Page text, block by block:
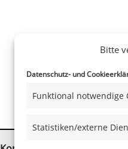
Bitte
Datenschutz- und
Funktional notwendige
Statistiken/externe